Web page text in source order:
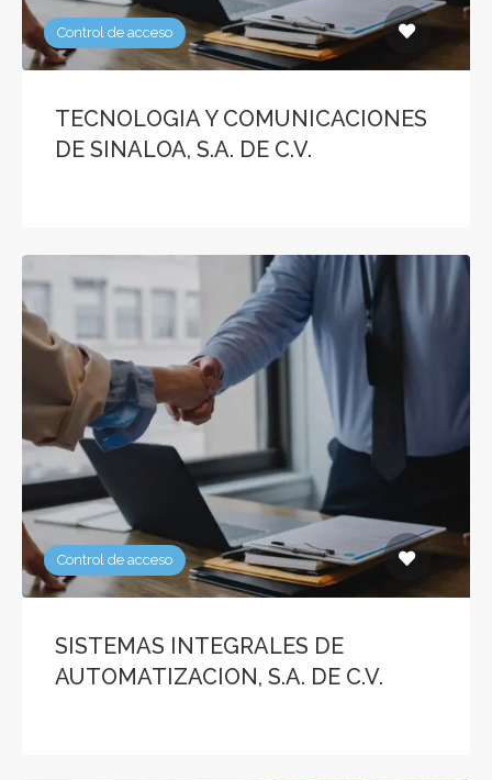
Control de acceso
TECNOLOGIA Y COMUNICACIONES
DE SINALOA, S.A. DE C.V.
Control de acceso
SISTEMAS INTEGRALES DE
AUTOMATIZACION, S.A. DE C.V.